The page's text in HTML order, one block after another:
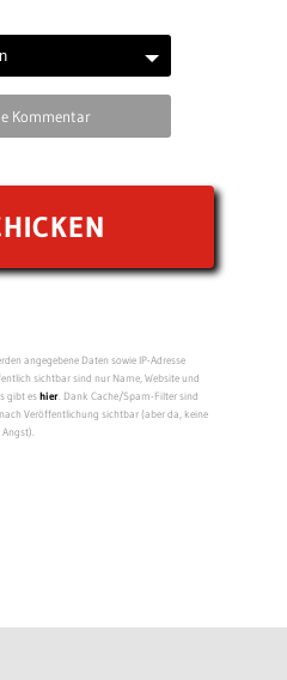
Kommentar
angegebene Daten sowie IP-Adresse
sichtbar sind nur Name, Website und
gibt eshier. Dank Cache/Spam-Filter sind
Veröffentlichung sichtbar (aber da, keine
Angst).